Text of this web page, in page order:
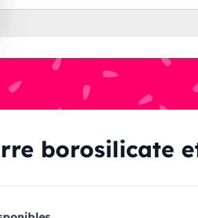
borosilicate